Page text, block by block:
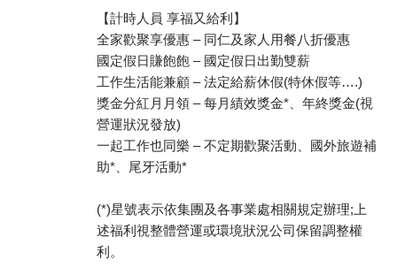
【計時人員 享福又給利】
全家歡聚享優惠 – 同仁及家人用餐八折優惠
國定假日賺飽飽 – 國定假日出勤雙薪
工作生活能兼顧 – 法定給薪休假(特休假等….)
獎金分紅月月領 – 每月績效獎金*、年終獎金(視
營運狀況發放)
一起工作也同樂 – 不定期歡聚活動、國外旅遊補
助*、尾牙活動*
(*)星號表示依集團及各事業處相關規定辦理;上
述福利視整體營運或環境狀況公司保留調整權
利。